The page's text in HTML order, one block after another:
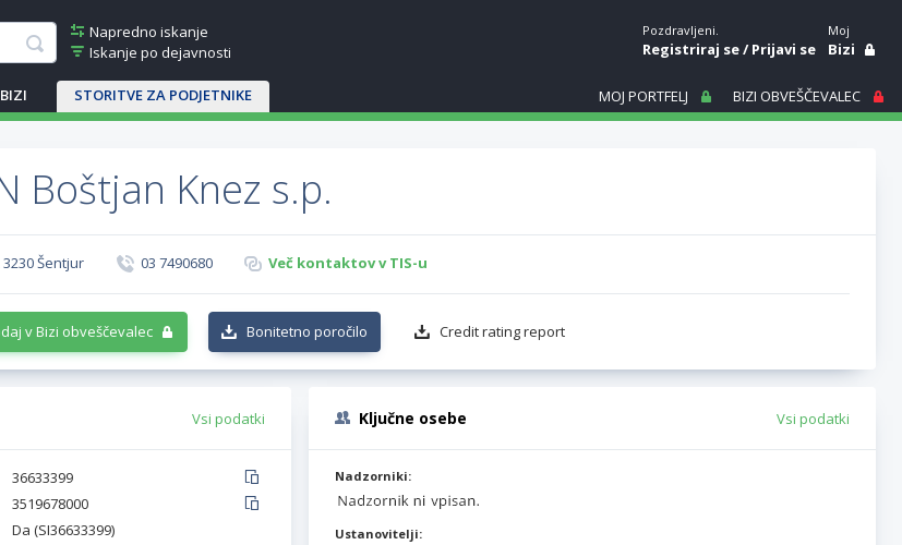
Napredno iskanje
Iskanje po dejavnosti
STORITVE ZA PODJETNIKE
Pozdravljeni.
Registriraj se/Prijavi se
Moj
Bizi
MOJ PORTFELJ BIZI OBVEŠČEVALEC
Boštjan Knez s.p.
Šentjur 03 7490680 Več kontaktov v TIS-u
v Bizi obveščevalec Bonitetno poročilo Credit rating report
Vsi podatki
36633399
3519678000
Da (SI36633399)
Ključne osebe Vsi podatki
Nadzorniki:
Ustanovitelji: